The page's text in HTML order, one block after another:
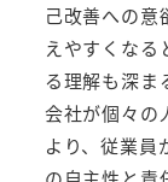
己改善への意
えやすくなる
る理解も深ま
会社が個々の
より、従業員